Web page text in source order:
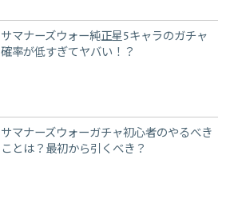
サマナーズウォー純正星5キャラのガチャ
確率が低すぎてヤバい！？
サマナーズウォーガチャ初心者のやるべき
ことは？最初から引くべき？